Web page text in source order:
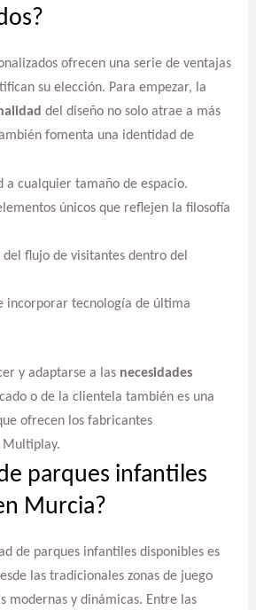
ofrecen una serie de ventajas
su elección. Para empezar, la
del diseño no solo atrae a más
fomenta una identidad de
a cualquier tamaño de espacio.
únicos que reflejen la filosofía
flujo de visitantes dentro del
incorporar tecnología de última
y adaptarse a las necesidades
o de la clientela también es una
ofrecen los fabricantes
Multiplay.
parques infantiles
Murcia?
de parques infantiles disponibles es
las tradicionales zonas de juego
modernas y dinámicas. Entre las